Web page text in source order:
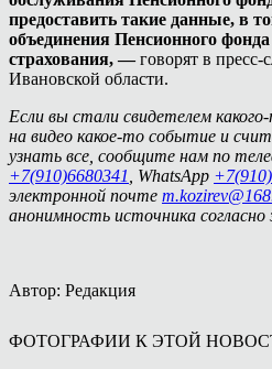
предоставить такие данные, в
объединения Пенсионного
страхования, —говорят в
Ивановской области.
Если вы стали свидетелем
на видео какое-то событие и
узнать все, сообщите нам по
+7(910)6680341
, WhatsApp
электронной почте
анонимность источника
Автор: Редакция
ФОТОГРАФИИ К ЭТОЙ